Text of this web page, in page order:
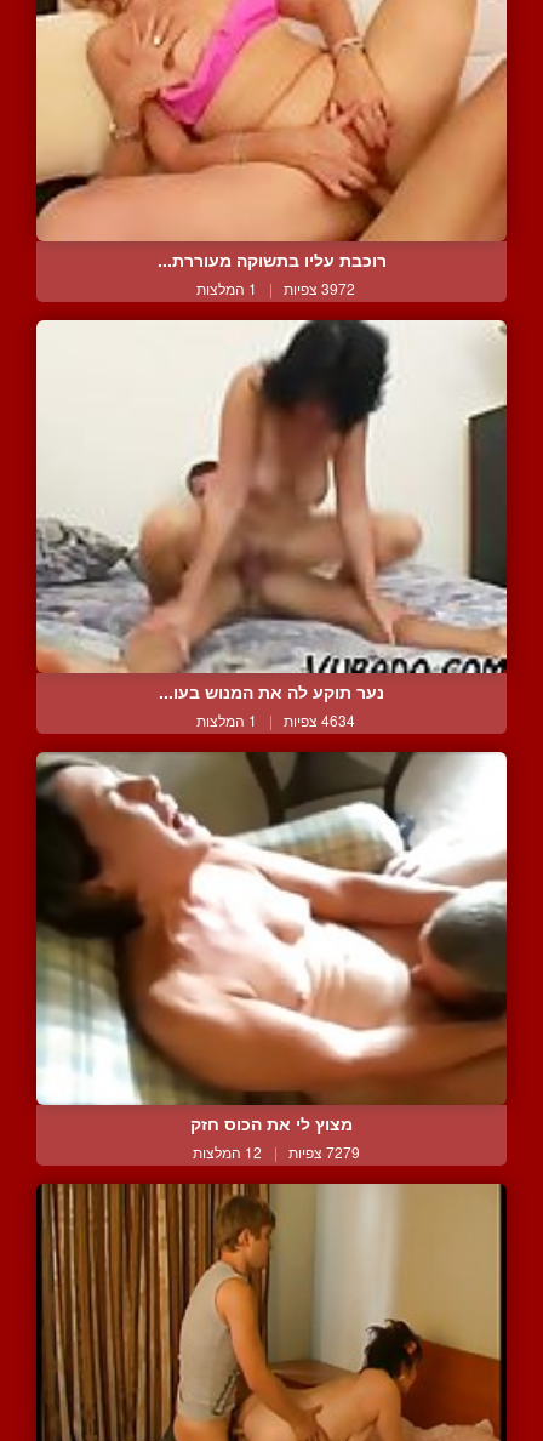
רוכבת עליו בתשוקה מעוררת...
3972 צפיות | 1 המלצות
נער תוקע לה את המנוש בעו...
4634 צפיות | 1 המלצות
מצוץ לי את הכוס חזק
7279 צפיות | 12 המלצות